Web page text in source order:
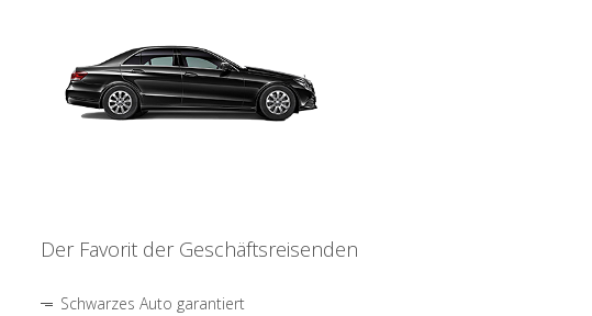
Der Favorit der Geschäftsreisenden
Schwarzes Auto garantiert